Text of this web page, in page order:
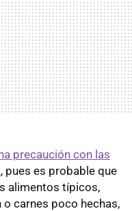
precaución con las
, pues es probable que
alimentos típicos,
carnes poco hechas,